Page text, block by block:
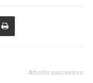
Articolo successivo